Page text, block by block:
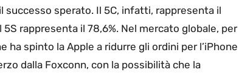
sperato. Il 5C, infatti, rappresenta il
rappresenta il 78,6%. Nel mercato globale, per
spinto la Apple a ridurre gli ordini per l’iPhone
dalla Foxconn, con la possibilità che la